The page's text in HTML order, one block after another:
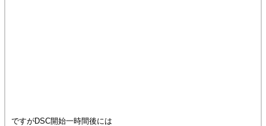
ですがDSC開始一時間後には